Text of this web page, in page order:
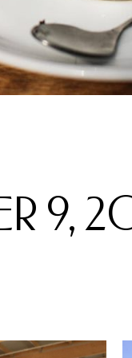
9,